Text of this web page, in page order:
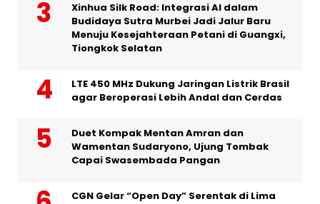
Xinhua Silk Road: Integrasi AI dalam
Budidaya Sutra Murbei Jadi Jalur Baru
Menuju Kesejahteraan Petani di Guangxi,
Tiongkok Selatan
LTE 450 MHz Dukung Jaringan Listrik Brasil
agar Beroperasi Lebih Andal dan Cerdas
Duet Kompak Mentan Amran dan
Wamentan Sudaryono, Ujung Tombak
Capai Swasembada Pangan
CGN Gelar “Open Day” Serentak di Lima